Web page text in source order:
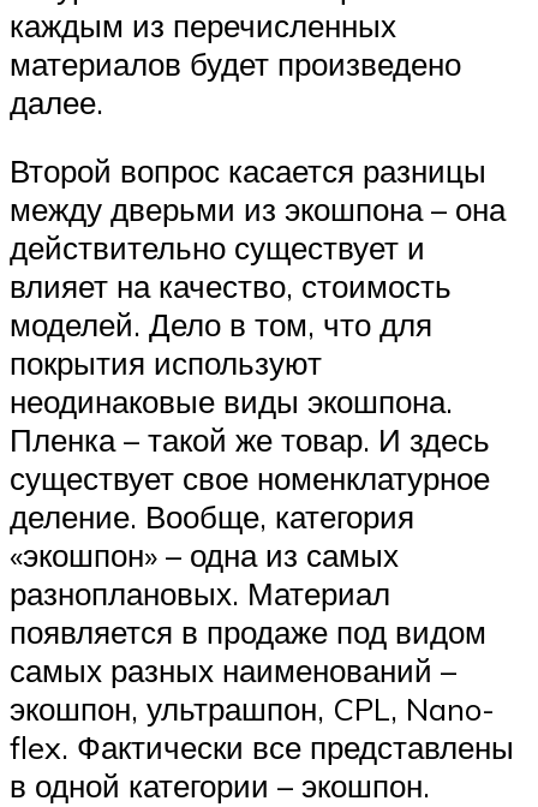
каждым из перечисленных
материалов будет произведено
далее.
Второй вопрос касается разницы
между дверьми из экошпона – она
действительно существует и
влияет на качество, стоимость
моделей. Дело в том, что для
покрытия используют
неодинаковые виды экошпона.
Пленка – такой же товар. И здесь
существует свое номенклатурное
деление. Вообще, категория
«экошпон» – одна из самых
разноплановых. Материал
появляется в продаже под видом
самых разных наименований –
экошпон, ультрашпон, CPL, Nano-
flex. Фактически все представлены
в одной категории – экошпон.